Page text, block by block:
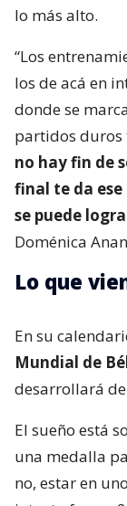
lo más alto.
“Los
los de acá en
donde se
partidos duros
no hay fin de
final te da
se puede
Doménica
Lo que
En su
Mundial de
desarrollará
El sueño está
una medalla
no, estar en